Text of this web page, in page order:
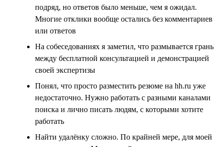
подряд, но ответов было меньше, чем я ожидал.
Многие отклики вообще остались без комментариев
или ответов
На собеседованиях я заметил, что размывается грань
между бесплатной консультацией и демонстрацией
своей экспертизы
Понял, что просто разместить резюме на hh.ru уже
недостаточно. Нужно работать с разными каналами
поиска и лично писать людям, с которыми хотите
работать
Найти удалёнку сложно. По крайней мере, для моей